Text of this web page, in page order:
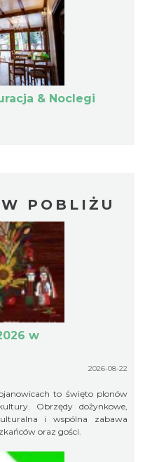
& Noclegi
POBLIŻU
w
2026-08-22
to święto plonów
Obrzędy dożynkowe,
i wspólna zabawa
oraz gości.